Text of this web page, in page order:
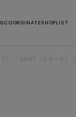
COORDINATESHOPLIST
） SKIRT（スカート）